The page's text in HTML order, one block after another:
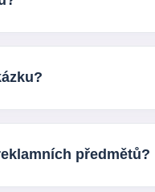
předmětů?